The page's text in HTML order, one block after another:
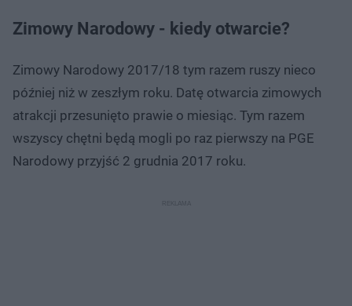
Zimowy Narodowy - kiedy otwarcie?
Zimowy Narodowy 2017/18 tym razem ruszy nieco
później niż w zeszłym roku. Datę otwarcia zimowych
atrakcji przesunięto prawie o miesiąc. Tym razem
wszyscy chętni będą mogli po raz pierwszy na PGE
Narodowy przyjść 2 grudnia 2017 roku.